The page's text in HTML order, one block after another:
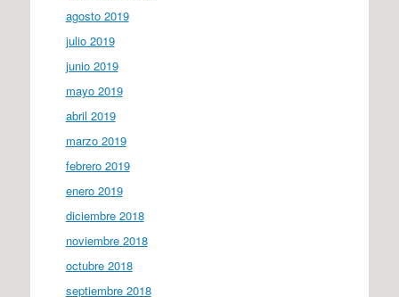
agosto 2019
julio 2019
junio 2019
mayo 2019
abril 2019
marzo 2019
febrero 2019
enero 2019
diciembre 2018
noviembre 2018
octubre 2018
septiembre 2018